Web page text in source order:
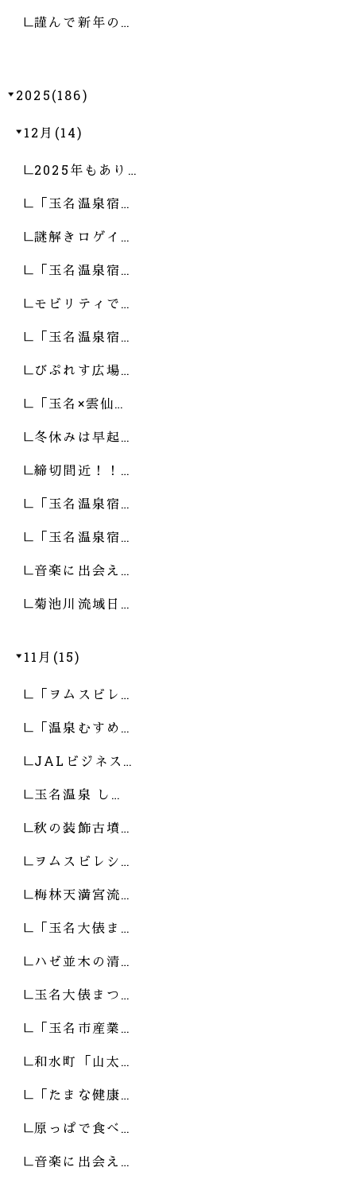
謹んで新年の…
2025(186)
12月(14)
2025年もあり…
「玉名温泉宿…
謎解きロゲイ…
「玉名温泉宿…
モビリティで…
「玉名温泉宿…
びぷれす広場…
「玉名×雲仙…
冬休みは早起…
締切間近！！…
「玉名温泉宿…
「玉名温泉宿…
音楽に出会え…
菊池川流域日…
11月(15)
「ヲムスビレ…
「温泉むすめ…
JALビジネス…
玉名温泉 し…
秋の装飾古墳…
ヲムスビレシ…
梅林天満宮流…
「玉名大俵ま…
ハゼ並木の清…
玉名大俵まつ…
「玉名市産業…
和水町「山太…
「たまな健康…
原っぱで食べ…
音楽に出会え…